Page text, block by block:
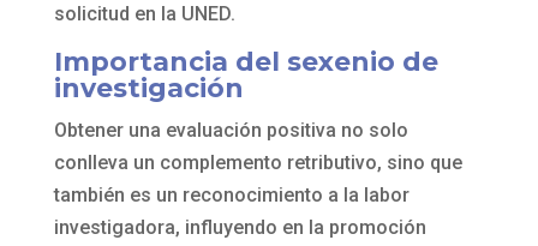
solicitud en la UNED.
Importancia del sexenio de
investigación
Obtener una evaluación positiva no solo
conlleva un complemento retributivo, sino que
también es un reconocimiento a la labor
investigadora, influyendo en la promoción